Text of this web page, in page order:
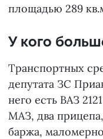
площадью 289
У кого
Транспортных
депутата ЗС
него есть ВАЗ
МАЗ, два
баржа,